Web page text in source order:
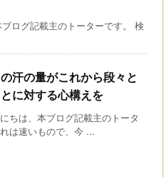
ログ記載主のトーターです。 検
汗の量がこれから段々と
に対する心構えを
ちは、本ブログ記載主のトータ
は速いもので、今 ...